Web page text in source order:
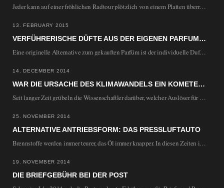
Jeder kann auf einer fröhlichen Radtour plötzlich von einem Platten überrascht werden. Damit die Tour…
13. FEBRUARY 2015
VERFÜHRERISCHE DÜFTE AUS DER EIGENEN PARFUM-KÜCHE: PARFUMHERSTELLUNG ZUHAUSE
Eine originelle Alternative zum gekauften Parfüm ist der individuelle Duft aus der eigenen Küche. Nach…
14. DECEMBER 2014
WAR DIE URSACHE DES KLIMAWANDELS EIN KOMETENEINSCHLAG?
Seit langer Zeit grübeln die Wissenschaftler darüber, welcher Auslöser für den dramatischen Klimawandel vor 13.000…
25. NOVEMBER 2014
ALTERNATIVE ANTRIEBSFORM: DAS PRESSLUFTAUTO
Brennstoffe werden immer teurer, das Öl immer knapper. In diesen Zeiten ist es wichtig alternative…
19. NOVEMBER 2014
DIE BRIEFGEBÜHR BEI DER POST